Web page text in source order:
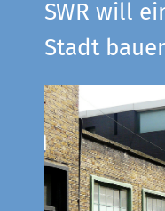
SWR will
Stadt